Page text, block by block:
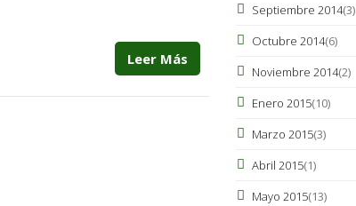
Leer Más
Septiembre 2014(3)
Octubre 2014(6)
Noviembre 2014(2)
Enero 2015(10)
Marzo 2015(3)
Abril 2015(1)
Mayo 2015(13)